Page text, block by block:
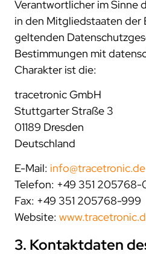
Verantwortlicher im Sinne
in den Mitgliedstaaten der
geltenden
Bestimmungen mit
Charakter ist die:
tracetronic GmbH
Stuttgarter Straße 3
01189 Dresden
Deutschland
E-Mail: info@tracetronic.de
Telefon: +49 351 205768-
Fax: +49 351 205768-999
Website:
3. Kontaktdaten